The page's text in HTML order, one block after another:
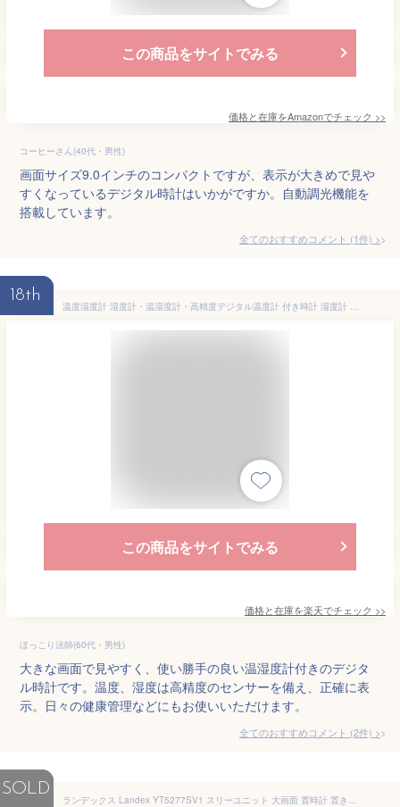
この商品をサイトでみる
価格と在庫をAmazonでチェック >>
コーヒーさん(40代・男性)
画面サイズ9.0インチのコンパクトですが、表示が大きめで見や
すくなっているデジタル時計はいかがですか。自動調光機能を
搭載しています。
全てのおすすめコメント (1件) >
18th
温度湿度計 湿度計・温湿度計・高精度デジタル温度計 付き時計 湿度計 温度計 デジタル 室温計 ベビー 小型 コンパクト 時計機能 温度測定器 キャンプ マグネット 壁掛け温湿度計 目覚まし時計 温度計 湿度計 置き温度測定器 卓上湿度計
この商品をサイトでみる
価格と在庫を楽天でチェック >>
ほっこり法師(60代・男性)
大きな画面で見やすく、使い勝手の良い温湿度計付きのデジタ
ル時計です。温度、湿度は高精度のセンサーを備え、正確に表
示。日々の健康管理などにもお使いいただけます。
全てのおすすめコメント (2件) >
SOLD
ランデックス Landex YT5277SV1 スリーユニット 大画面 置時計 置き時計 電波時計 デジタル時計 目覚まし時計 アラーム 温度計 湿度計 温湿度計 カレンダー 年月日 日付 日時 曜日 シルバー 送料無料